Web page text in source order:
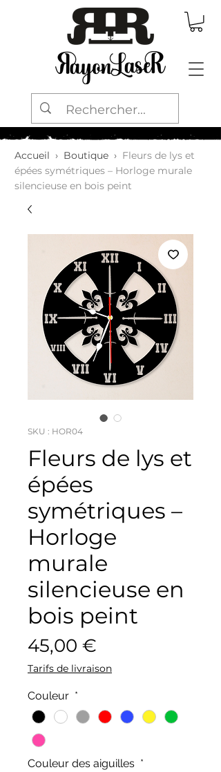
Accueil › Boutique › Fleurs de lys et
épées symétriques – Horloge murale
silencieuse en bois peint
SKU : HOR04
Fleurs de lys et
épées
symétriques –
Horloge
murale
silencieuse en
bois peint
45,00 €
Tarifs de livraison
Couleur *
Couleur des aiguilles *